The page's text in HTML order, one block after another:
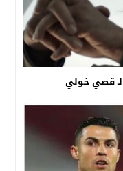
قصي خولي